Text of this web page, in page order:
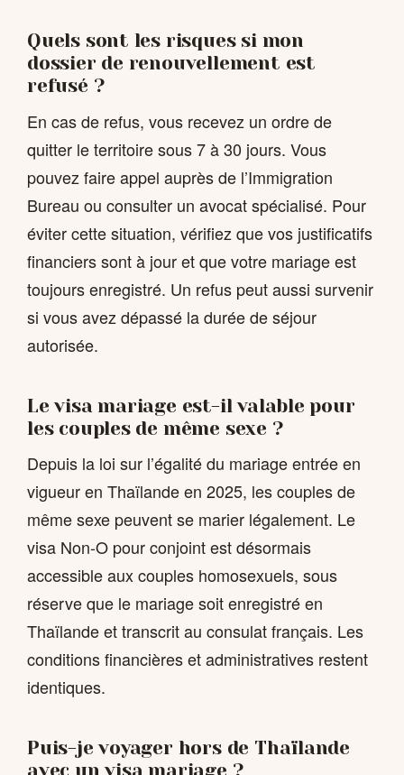
Quels sont les risques si mon
dossier de renouvellement est
refusé ?
En cas de refus, vous recevez un ordre de
quitter le territoire sous 7 à 30 jours. Vous
pouvez faire appel auprès de l’Immigration
Bureau ou consulter un avocat spécialisé. Pour
éviter cette situation, vérifiez que vos justificatifs
financiers sont à jour et que votre mariage est
toujours enregistré. Un refus peut aussi survenir
si vous avez dépassé la durée de séjour
autorisée.
Le visa mariage est-il valable pour
les couples de même sexe ?
Depuis la loi sur l’égalité du mariage entrée en
vigueur en Thaïlande en 2025, les couples de
même sexe peuvent se marier légalement. Le
visa Non-O pour conjoint est désormais
accessible aux couples homosexuels, sous
réserve que le mariage soit enregistré en
Thaïlande et transcrit au consulat français. Les
conditions financières et administratives restent
identiques.
Puis-je voyager hors de Thaïlande
avec un visa mariage ?